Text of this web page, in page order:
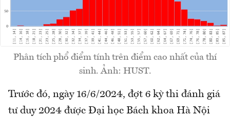
Phân tích phổ điểm tính trên điểm cao nhất của thí
sinh. Ảnh: HUST.
Trước đó, ngày 16/6/2024, đợt 6 kỳ thi đánh giá
tư duy 2024 được Đại học Bách khoa Hà Nội